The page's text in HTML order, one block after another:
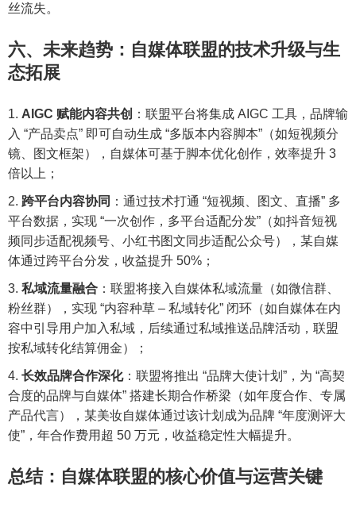
丝流失。
六、未来趋势：自媒体联盟的技术升级与生
态拓展
AIGC 赋能内容共创 ：联盟平台将集成 AIGC 工具，品牌输
入 “产品卖点” 即可自动生成 “多版本内容脚本”（如短视频分
镜、图文框架），自媒体可基于脚本优化创作，效率提升 3
倍以上；
跨平台内容协同 ：通过技术打通 “短视频、图文、直播” 多
平台数据，实现 “一次创作，多平台适配分发”（如抖音短视
频同步适配视频号、小红书图文同步适配公众号），某自媒
体通过跨平台分发，收益提升 50%；
私域流量融合 ：联盟将接入自媒体私域流量（如微信群、
粉丝群），实现 “内容种草 – 私域转化” 闭环（如自媒体在内
容中引导用户加入私域，后续通过私域推送品牌活动，联盟
按私域转化结算佣金）；
长效品牌合作深化：联盟将推出 “品牌大使计划”，为 “高契
合度的品牌与自媒体” 搭建长期合作桥梁（如年度合作、专属
产品代言），某美妆自媒体通过该计划成为品牌 “年度测评大
使”，年合作费用超 50 万元，收益稳定性大幅提升。
总结：自媒体联盟的核心价值与运营关键